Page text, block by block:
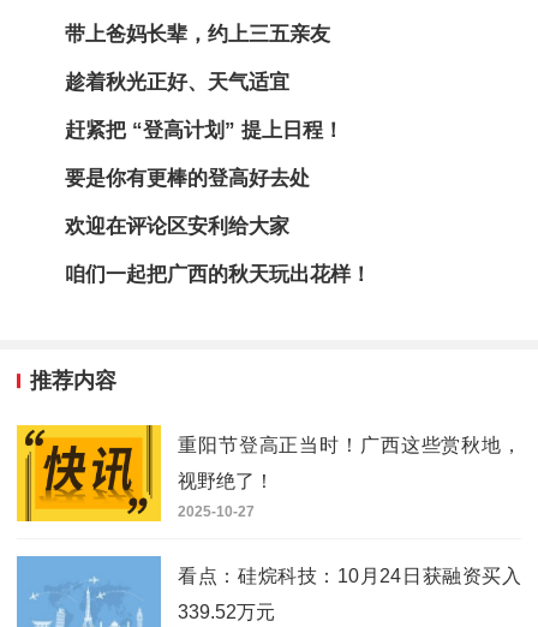
带上爸妈长辈， 约上三五亲友
趁着秋光正好、天气适宜
赶紧把 “登高计划” 提上日程！
要是你有更棒的登高好去处
欢迎在评论区安利给大家
咱们一起把广西的秋天玩出花样！
推荐内容
重阳节登高正当时！广西这些赏秋地，
视野绝了！
2025-10-27
看点：硅烷科技：10月24日获融资买入
339.52万元